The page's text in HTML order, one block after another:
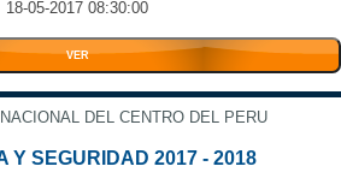
18-05-2017 08:30:00
VER
DEL CENTRO DEL PERU
Y SEGURIDAD 2017 - 2018